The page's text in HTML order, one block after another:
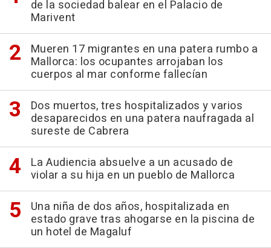
de la sociedad balear en el Palacio de
Marivent
Mueren 17 migrantes en una patera rumbo a
Mallorca: los ocupantes arrojaban los
cuerpos al mar conforme fallecían
Dos muertos, tres hospitalizados y varios
desaparecidos en una patera naufragada al
sureste de Cabrera
La Audiencia absuelve a un acusado de
violar a su hija en un pueblo de Mallorca
Una niña de dos años, hospitalizada en
estado grave tras ahogarse en la piscina de
un hotel de Magaluf